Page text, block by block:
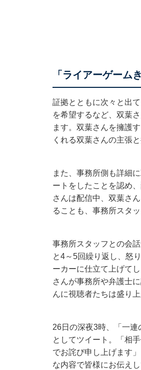
「ライアーゲーム
証拠とともに次々と出
を希望するなど、双葉
ます。双葉さんを擁護
くれる双葉さんの主張
また、事務所側も詳細
ートをしたことを認め
さんは配信中、双葉さ
ることも、事務所スタ
事務所スタッフとの会
と4～5回繰り返し、怒
ーカーに仕立て上げて
さんが事務所や弁護士
んに視聴者たちは盛り
26日の深夜3時、「一
としてツイート。「相
でお詫び申し上げます
な内容で皆様にお伝え